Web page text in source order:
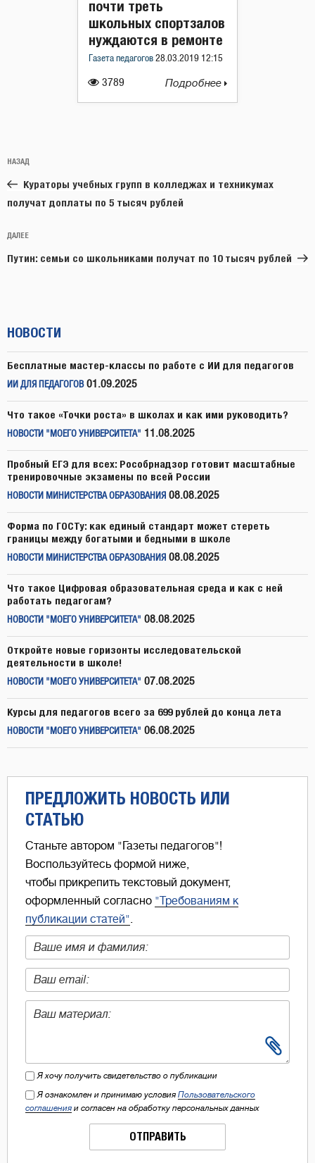
3789
почти треть
школьных спортзалов
нуждаются в ремонте
Газета педагогов 28.03.2019 12:15
Подробнее
по
записям
Предыдущая
запись:
НАЗАД
Кураторы учебных групп в колледжах и техникумах
получат доплаты по 5 тысяч рублей
Следующая
запись
ДАЛЕЕ
Путин: семьи со школьниками получат по 10 тысяч рублей
НОВОСТИ
Бесплатные мастер-классы по работе с ИИ для педагогов
ИИ ДЛЯ ПЕДАГОГОВ 01.09.2025
Что такое «Точки роста» в школах и как ими руководить?
НОВОСТИ "МОЕГО УНИВЕРСИТЕТА" 11.08.2025
Пробный ЕГЭ для всех: Рособрнадзор готовит масштабные
тренировочные экзамены по всей России
НОВОСТИ МИНИСТЕРСТВА ОБРАЗОВАНИЯ 08.08.2025
Форма по ГОСТу: как единый стандарт может стереть
границы между богатыми и бедными в школе
НОВОСТИ МИНИСТЕРСТВА ОБРАЗОВАНИЯ 08.08.2025
Что такое Цифровая образовательная среда и как с ней
работать педагогам?
НОВОСТИ "МОЕГО УНИВЕРСИТЕТА" 08.08.2025
Откройте новые горизонты исследовательской
деятельности в школе!
НОВОСТИ "МОЕГО УНИВЕРСИТЕТА" 07.08.2025
Курсы для педагогов всего за 699 рублей до конца лета
НОВОСТИ "МОЕГО УНИВЕРСИТЕТА" 06.08.2025
ПРЕДЛОЖИТЬ НОВОСТЬ ИЛИ
СТАТЬЮ
Станьте автором "Газеты педагогов"!
Воспользуйтесь формой ниже,
чтобы прикрепить текстовый документ,
оформленный согласно "Требованиям к
публикации статей"
Я хочу получить свидетельство о публикации
Я ознакомлен и принимаю условия Пользовательского
соглашения и согласен на обработку персональных данных
ОТПРАВИТЬ